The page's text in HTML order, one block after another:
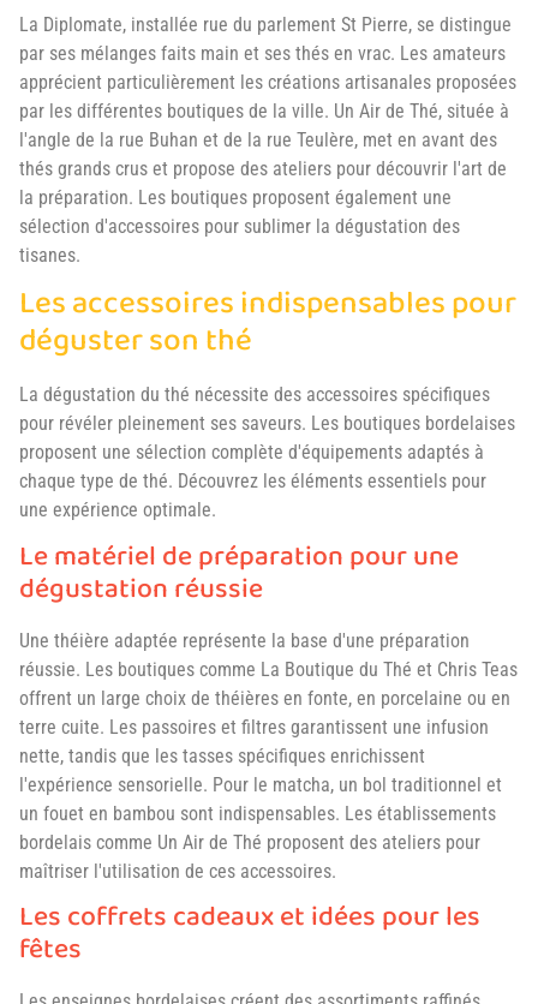
La Diplomate, installée rue du parlement St Pierre, se distingue
par ses mélanges faits main et ses thés en vrac. Les amateurs
apprécient particulièrement les créations artisanales proposées
par les différentes boutiques de la ville. Un Air de Thé, située à
l'angle de la rue Buhan et de la rue Teulère, met en avant des
thés grands crus et propose des ateliers pour découvrir l'art de
la préparation. Les boutiques proposent également une
sélection d'accessoires pour sublimer la dégustation des
tisanes.
Les accessoires indispensables pour
déguster son thé
La dégustation du thé nécessite des accessoires spécifiques
pour révéler pleinement ses saveurs. Les boutiques bordelaises
proposent une sélection complète d'équipements adaptés à
chaque type de thé. Découvrez les éléments essentiels pour
une expérience optimale.
Le matériel de préparation pour une
dégustation réussie
Une théière adaptée représente la base d'une préparation
réussie. Les boutiques comme La Boutique du Thé et Chris Teas
offrent un large choix de théières en fonte, en porcelaine ou en
terre cuite. Les passoires et filtres garantissent une infusion
nette, tandis que les tasses spécifiques enrichissent
l'expérience sensorielle. Pour le matcha, un bol traditionnel et
un fouet en bambou sont indispensables. Les établissements
bordelais comme Un Air de Thé proposent des ateliers pour
maîtriser l'utilisation de ces accessoires.
Les coffrets cadeaux et idées pour les
fêtes